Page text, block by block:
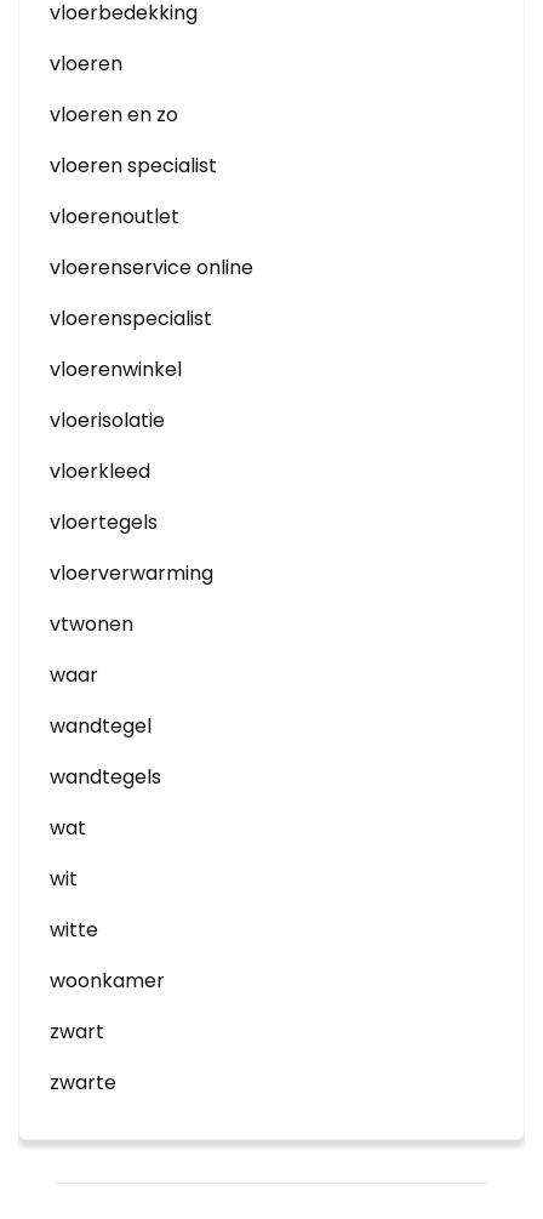
vloerbedekking
vloeren
vloeren en zo
vloeren specialist
vloerenoutlet
vloerenservice online
vloerenspecialist
vloerenwinkel
vloerisolatie
vloerkleed
vloertegels
vloerverwarming
vtwonen
waar
wandtegel
wandtegels
wat
wit
witte
woonkamer
zwart
zwarte